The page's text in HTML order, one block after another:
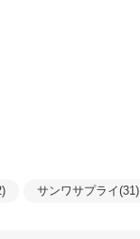
サンワサプライ(31)